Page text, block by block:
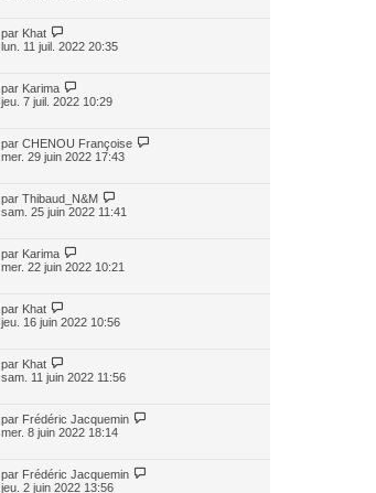
par Khat
lun. 11 juil. 2022 20:35
par Karima
jeu. 7 juil. 2022 10:29
par CHENOU Françoise
mer. 29 juin 2022 17:43
par Thibaud_N&M
sam. 25 juin 2022 11:41
par Karima
mer. 22 juin 2022 10:21
par Khat
jeu. 16 juin 2022 10:56
par Khat
sam. 11 juin 2022 11:56
par Frédéric Jacquemin
mer. 8 juin 2022 18:14
par Frédéric Jacquemin
jeu. 2 juin 2022 13:56